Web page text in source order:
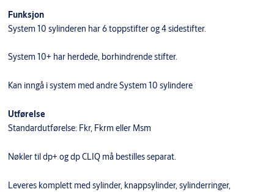
Funksjon
System 10 sylinderen har 6 toppstifter og 4 sidestifter.
System 10+ har herdede, borhindrende stifter.
Kan inngå i system med andre System 10 sylindere
Utførelse
Standardutførelse: Fkr, Fkrm eller Msm
Nøkler til dp+ og dp CLIQ må bestilles separat.
Leveres komplett med sylinder, knappsylinder, sylinderringer,